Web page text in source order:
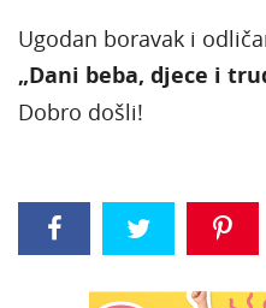
Ugodan boravak i
„Dani beba, djece i
Dobro došli!